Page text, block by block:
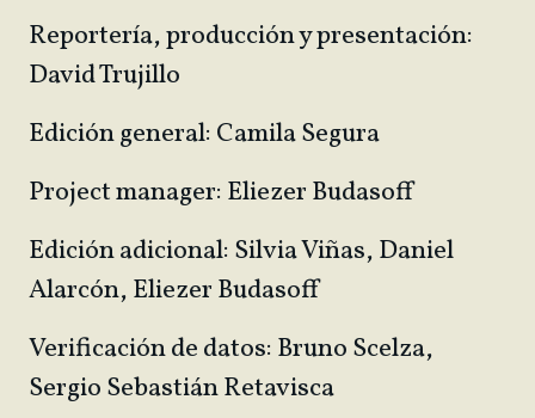
Reportería, producción y presentación:
David Trujillo
Edición general: Camila Segura
Project manager: Eliezer Budasoff
Edición adicional: Silvia Viñas, Daniel
Alarcón, Eliezer Budasoff
Verificación de datos: Bruno Scelza,
Sergio Sebastián Retavisca